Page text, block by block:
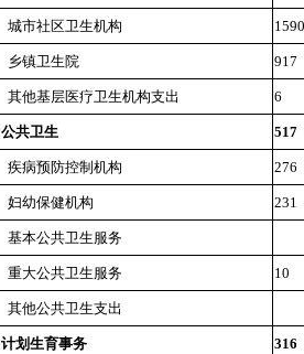
城市社区卫生机构 1590
乡镇卫生院 917
其他基层医疗卫生机构支出 6
公共卫生 517
疾病预防控制机构 276
妇幼保健机构 231
基本公共卫生服务
重大公共卫生服务 10
其他公共卫生支出
计划生育事务 316